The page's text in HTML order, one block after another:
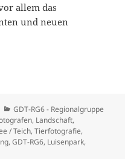
allem das
und neuen
im Luisenpark
Kategorien
GDT-RG6 - Regionalgruppe
, Landschaft,
/ Teich,Tierfotografie,
,GDT-RG6, Luisenpark,